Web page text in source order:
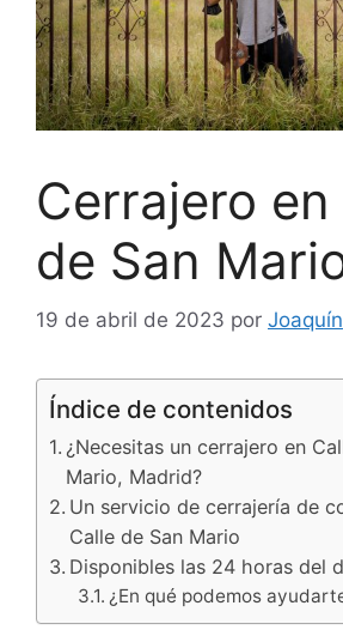
Cerrajero en
de San
19 de abril de 2023 por Joaquín
Índice de contenidos
¿Necesitas un cerrajero en
Mario, Madrid?
Un servicio de cerrajería de
Calle de San Mario
Disponibles las 24 horas del
¿En qué podemos